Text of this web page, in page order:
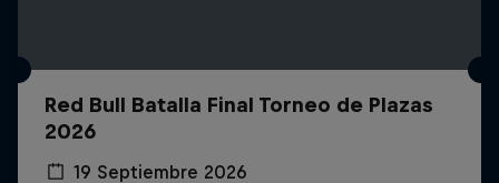
Red Bull Batalla Final Torneo de Plazas
2026
19 Septiembre 2026